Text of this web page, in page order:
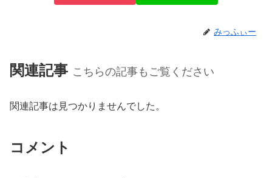
みっふぃー
関連記事 こちらの記事もご覧ください
関連記事は見つかりませんでした。
コメント